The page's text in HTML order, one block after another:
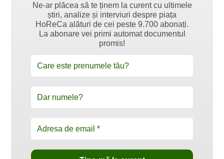
Ne-ar plăcea să te ținem la curent cu ultimele
știri, analize și interviuri despre piața
HoReCa alături de cei peste 9.700 abonați.
La abonare vei primi automat documentul
promis!